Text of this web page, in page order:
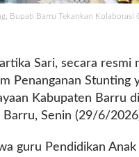
Bupati Barru Tekankan Kolaborasi
Sari, secara resmi
Penanganan Stunting
Kabupaten Barru
Barru, Senin (29/6/
guru Pendidikan